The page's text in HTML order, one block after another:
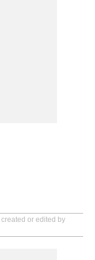
or edited by